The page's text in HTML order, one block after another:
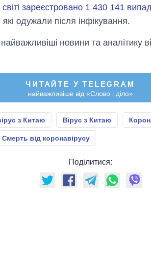
світі зареєстровано 1 430 141
одужали після інфікування.
новини та аналітику
ЧИТАЙТЕ У TELEGRAM
найважливіше від «Слово і діло»
з Китаю Вірус з Китаю
Смерть від коронавірусу
Поділитися: